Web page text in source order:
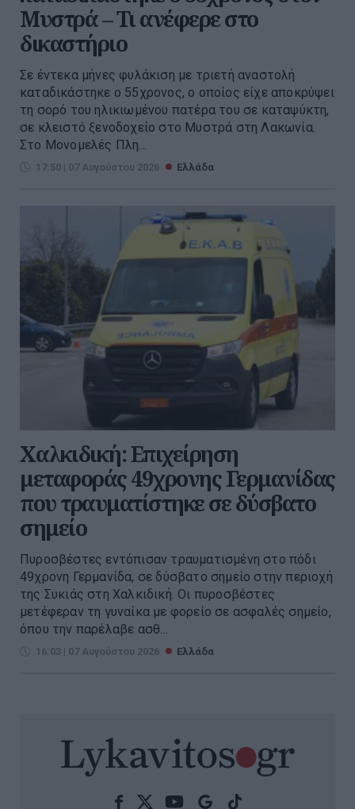
Μυστρά – Τι ανέφερε στο
δικαστήριο
Σε έντεκα μήνες φυλάκιση με τριετή αναστολή
καταδικάστηκε ο 55χρονος, ο οποίος είχε αποκρύψει
τη σορό του ηλικιωμένου πατέρα του σε καταψύκτη,
σε κλειστό ξενοδοχείο στο Μυστρά στη Λακωνία.
Στο Μονομελές Πλη...
17:50 | 07 Αυγούστου 2026 Ελλάδα
Χαλκιδική: Επιχείρηση
μεταφοράς 49χρονης Γερμανίδας
που τραυματίστηκε σε δύσβατο
σημείο
Πυροσβέστες εντόπισαν τραυματισμένη στο πόδι
49χρονη Γερμανίδα, σε δύσβατο σημείο στην περιοχή
της Συκιάς στη Χαλκιδική. Οι πυροσβέστες
μετέφεραν τη γυναίκα με φορείο σε ασφαλές σημείο,
όπου την παρέλαβε ασθ...
16:03 | 07 Αυγούστου 2026 Ελλάδα